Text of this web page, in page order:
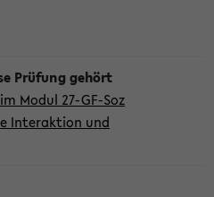
Modul 27-GF-Soz
Interaktion und